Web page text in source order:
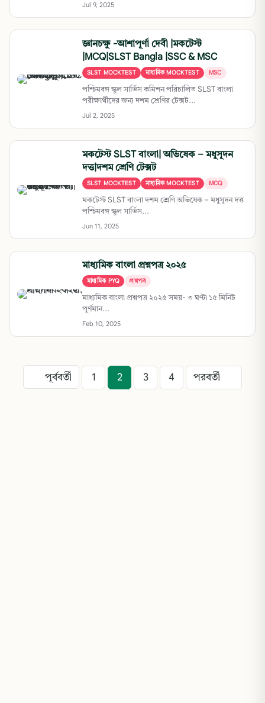
Jul 9, 2025
জ্ঞানচক্ষু -আশাপূর্ণা দেবী |মকটেস্ট
|MCQ|SLST Bangla |SSC & MSC
SLST MOCKTEST মাধ্যমিক MOCKTEST MSC
পশ্চিমবঙ্গ স্কুল সার্ভিস কমিশন পরিচালিত SLST বাংলা
পরীক্ষার্থীদের জন্য দশম শ্রেণির টেক্সট...
Jul 2, 2025
মকটেস্ট SLST বাংলা| অভিষেক – মধুসূদন
দত্ত|দশম শ্রেণি টেক্সট
SLST MOCKTEST মাধ্যমিক MOCKTEST MCQ
মকটেস্ট SLST বাংলা দশম শ্রেণি অভিষেক – মধুসূদন দত্ত
পশ্চিমবঙ্গ স্কুল সার্ভিস...
Jun 11, 2025
মাধ্যমিক বাংলা প্রশ্নপত্র ২০২৫
মাধ্যমিক PYQ প্রশ্নপত্র
মাধ্যমিক বাংলা প্রশ্নপত্র ২০২৫ সময়- ৩ ঘণ্টা ১৫ মিনিট
পূর্ণমান...
Feb 10, 2025
পূর্ববর্তী 1 2 3 4 পরবর্তী